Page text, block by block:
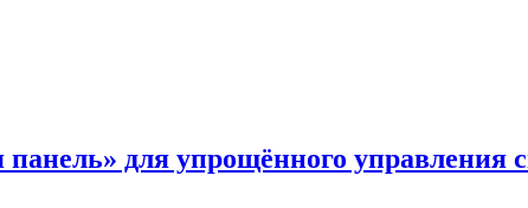
для упрощённого управления